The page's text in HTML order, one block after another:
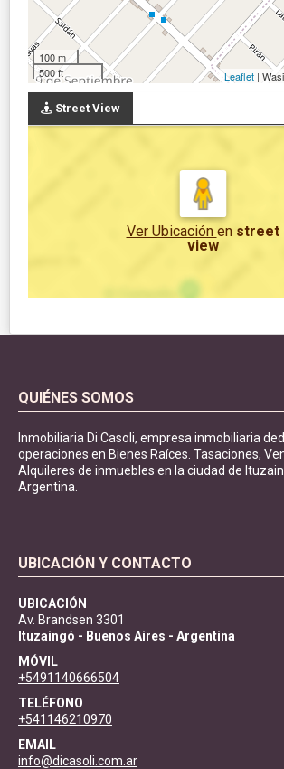
100 m
500 ft
Leaflet |
Street View
Ver Ubicación en street
view
QUIÉNES SOMOS
Inmobiliaria Di Casoli, empresa inmobiliaria
operaciones en Bienes Raíces. Tasaciones,
Alquileres de inmuebles en la ciudad de
Argentina.
UBICACIÓN Y CONTACTO
UBICACIÓN
Av. Brandsen 3301
Ituzaingó - Buenos Aires - Argentina
MÓVIL
+5491140666504
TELÉFONO
+541146210970
EMAIL
info@dicasoli.com.ar